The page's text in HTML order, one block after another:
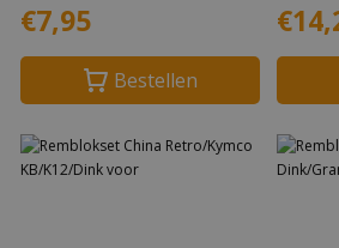
€7,95
Bestellen